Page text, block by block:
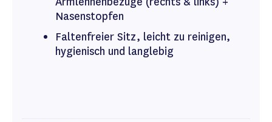
Nasenstopfen
Faltenfreier Sitz, leicht zu reinigen,
hygienisch und langlebig